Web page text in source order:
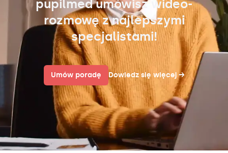
pupilmed umówisz wideo-
rozmowę z najlepszymi
specjalistami!
Umów poradę Dowiedz się więcej →